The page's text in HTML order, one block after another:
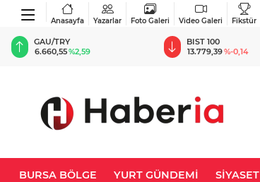
Anasayfa Yazarlar Foto Galeri Video Galeri Fikstür
BIST 100
13.779,39%-0,14
USD
47,6787%0,18
BURSA BÖLGE YURT GÜNDEMİ SİYASET